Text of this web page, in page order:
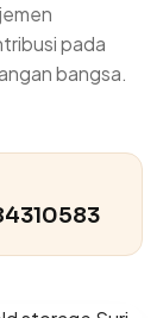
pada
bangsa.